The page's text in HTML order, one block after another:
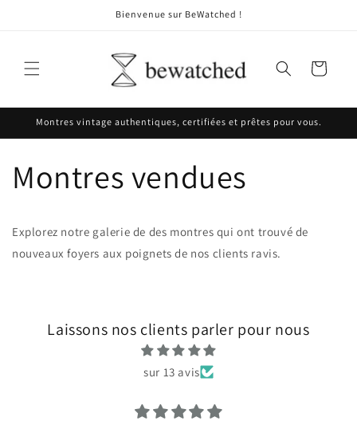
Bienvenue sur BeWatched !
Panier
Montres vintage authentiques, certifiées et prêtes pour vous.
Montres vendues
Explorez notre galerie de des montres qui ont trouvé de
nouveaux foyers aux poignets de nos clients ravis.
Laissons nos clients parler pour nous
sur 13 avis